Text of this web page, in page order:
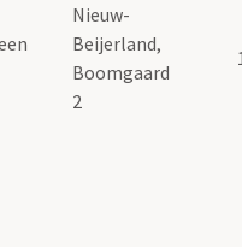
Nieuw-
Beijerland,
Boomgaard
2